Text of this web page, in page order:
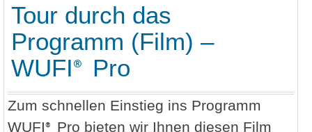
Tour durch das
Programm (Film) –
WUFI® Pro
Zum schnellen Einstieg ins Programm
WUFI® Pro bieten wir Ihnen diesen Film